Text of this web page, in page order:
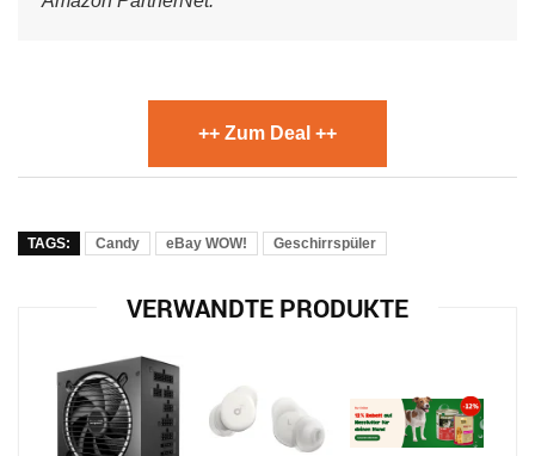
++ Zum Deal ++
TAGS: Candy eBay WOW! Geschirrspüler
VERWANDTE PRODUKTE